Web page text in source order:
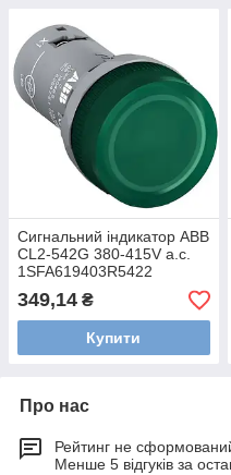
Сигнальний індикатор ABB
CL2-542G 380-415V a.c.
1SFA619403R5422
349,14 ₴
Купити
Про нас
Рейтинг не
Менше 5 відгуків за